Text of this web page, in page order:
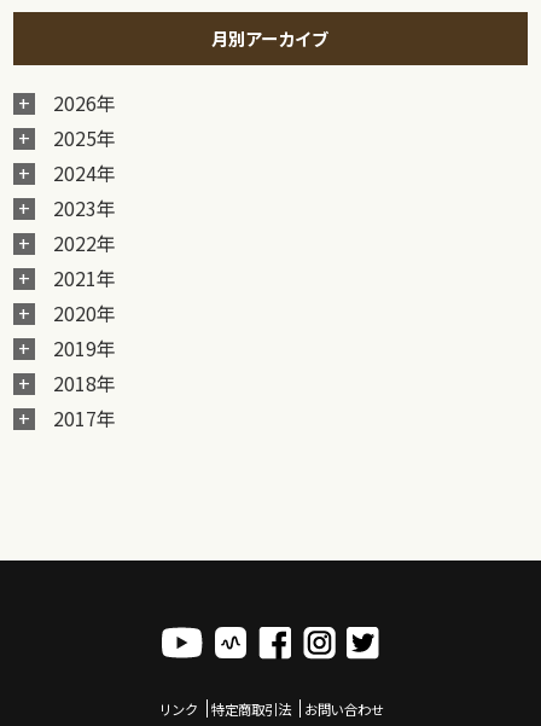
月別アーカイブ
2026年
2025年
2024年
2023年
2022年
2021年
2020年
2019年
2018年
2017年
リンク 特定商取引法 お問い合わせ